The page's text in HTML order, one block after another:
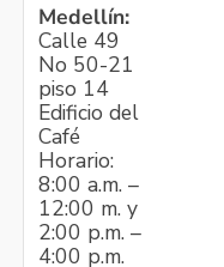
Medellín:
Calle 49
No 50-21
piso 14
Edificio del
Café
Horario:
8:00 a.m. –
12:00 m. y
2:00 p.m. –
4:00 p.m.